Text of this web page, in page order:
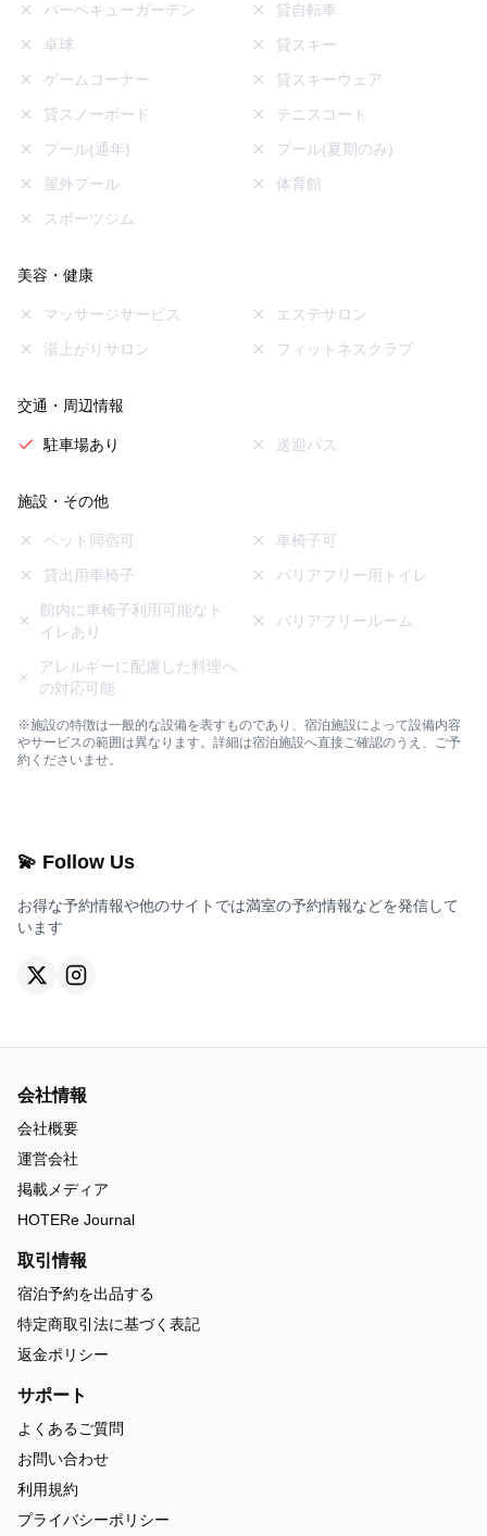
バーベキューガーデン
貸自転車
卓球
貸スキー
ゲームコーナー
貸スキーウェア
貸スノーボード
テニスコート
プール(通年)
プール(夏期のみ)
屋外プール
体育館
スポーツジム
美容・健康
マッサージサービス
エステサロン
湯上がりサロン
フィットネスクラブ
交通・周辺情報
駐車場あり 送迎バス
施設・その他
ペット同宿可
車椅子可
貸出用車椅子
バリアフリー用トイレ
館内に車椅子利用可能なト
イレあり
バリアフリールーム
アレルギーに配慮した料理へ
の対応可能
※施設の特徴は一般的な設備を表すものであり、宿泊施設によって設備内容
やサービスの範囲は異なります。詳細は宿泊施設へ直接ご確認のうえ、ご予
約くださいませ。
💫 Follow Us
お得な予約情報や他のサイトでは満室の予約情報などを発信して
います
会社情報
会社概要
運営会社
掲載メディア
HOTERe Journal
取引情報
宿泊予約を出品する
特定商取引法に基づく表記
返金ポリシー
サポート
よくあるご質問
お問い合わせ
利用規約
プライバシーポリシー